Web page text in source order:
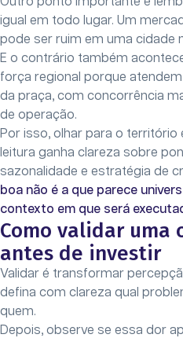
igual em todo lugar. Um
pode ser ruim em uma cidade
E o contrário também
força regional porque
da praça, com concorrência
de operação.
Por isso, olhar para o território
leitura ganha clareza sobre
sazonalidade e estratégia de
boa não é a que parece
contexto em que será
Como validar uma
antes de investir
Validar é transformar
defina com clareza qual
quem.
Depois, observe se essa dor